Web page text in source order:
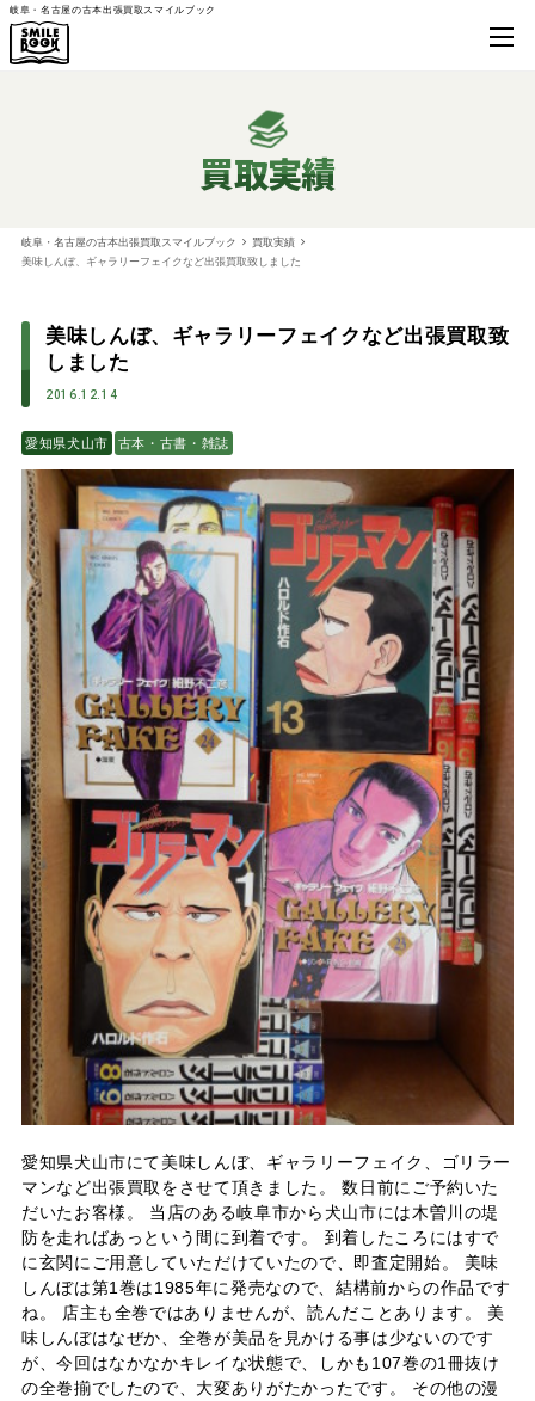
岐阜・名古屋の古本出張買取スマイルブック
買取実績
岐阜・名古屋の古本出張買取スマイルブック
買取実績
美味しんぼ、ギャラリーフェイクなど出張買取致しました
美味しんぼ、ギャラリーフェイクなど出張買取致
しました
2016.12.14
愛知県犬山市 古本・古書・雑誌
愛知県犬山市にて美味しんぼ、ギャラリーフェイク、ゴリラー
マンなど出張買取をさせて頂きました。 数日前にご予約いた
だいたお客様。 当店のある岐阜市から犬山市には木曽川の堤
防を走ればあっという間に到着です。 到着したころにはすで
に玄関にご用意していただけていたので、即査定開始。 美味
しんぼは第1巻は1985年に発売なので、結構前からの作品です
ね。 店主も全巻ではありませんが、読んだことあります。 美
味しんぼはなぜか、全巻が美品を見かける事は少ないのです
が、今回はなかなかキレイな状態で、しかも107巻の1冊抜け
の全巻揃でしたので、大変ありがたかったです。 その他の漫